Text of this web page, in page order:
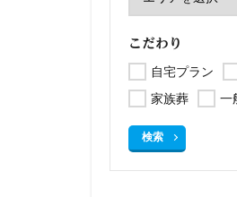
こだわり
自宅プラン
家族葬
一
検索